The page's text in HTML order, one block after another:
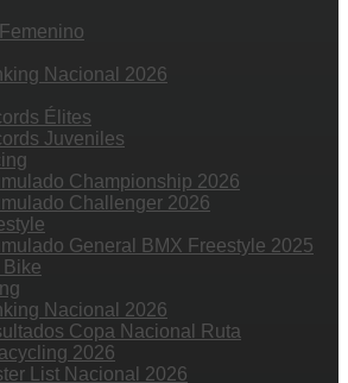
Nacional 2026
Élites
Juveniles
Championship 2026
Challenger 2026
General BMX Freestyle 2025
Bike
Nacional 2026
Copa Nacional Ruta
2026
List Nacional 2026